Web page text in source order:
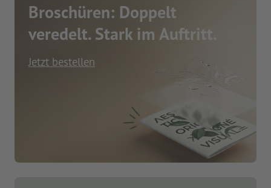
Broschüren: Doppelt
veredelt. Stark im Auftritt.
Jetzt bestellen